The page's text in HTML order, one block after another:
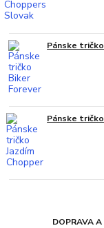
Pánske
Pánske
DOPRAVA